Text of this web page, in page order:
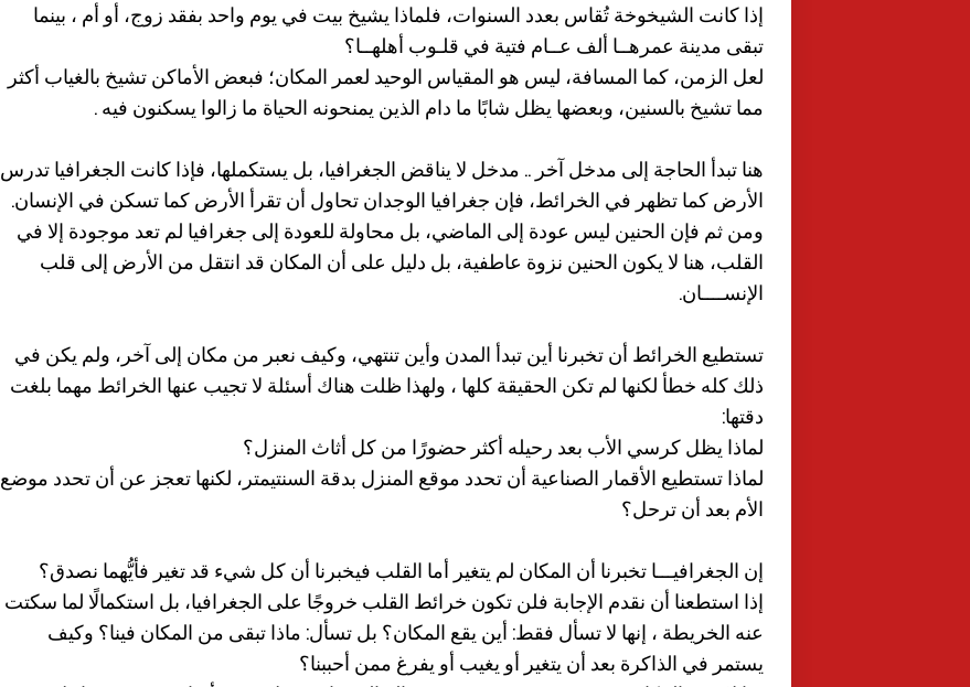
إذا كانت الشيخوخة تُقاس بعدد السنوات، فلماذا يشيخ بيت في يوم واحد بفقد زوج، أو أم ، بينما
تبقى مدينة عمرهــا ألف عــام فتية في قلـوب أهلهــا؟
لعل الزمن، كما المسافة، ليس هو المقياس الوحيد لعمر المكان؛ فبعض الأماكن تشيخ بالغياب أكثر
مما تشيخ بالسنين، وبعضها يظل شابًا ما دام الذين يمنحونه الحياة ما زالوا يسكنون فيه .
هنا تبدأ الحاجة إلى مدخل آخر .. مدخل لا يناقض الجغرافيا، بل يستكملها، فإذا كانت الجغرافيا تدرس
الأرض كما تظهر في الخرائط، فإن جغرافيا الوجدان تحاول أن تقرأ الأرض كما تسكن في الإنسان.
ومن ثم فإن الحنين ليس عودة إلى الماضي، بل محاولة للعودة إلى جغرافيا لم تعد موجودة إلا في
القلب، هنا لا يكون الحنين نزوة عاطفية، بل دليل على أن المكان قد انتقل من الأرض إلى قلب
الإنســــان.
تستطيع الخرائط أن تخبرنا أين تبدأ المدن وأين تنتهي، وكيف نعبر من مكان إلى آخر، ولم يكن في
ذلك كله خطأ لكنها لم تكن الحقيقة كلها ، ولهذا ظلت هناك أسئلة لا تجيب عنها الخرائط مهما بلغت
دقتها:
لماذا يظل كرسي الأب بعد رحيله أكثر حضورًا من كل أثاث المنزل؟
لماذا تستطيع الأقمار الصناعية أن تحدد موقع المنزل بدقة السنتيمتر، لكنها تعجز عن أن تحدد موضع
الأم بعد أن ترحل؟
إن الجغرافيـــا تخبرنا أن المكان لم يتغير أما القلب فيخبرنا أن كل شيء قد تغير فأيُّهما نصدق؟
إذا استطعنا أن نقدم الإجابة فلن تكون خرائط القلب خروجًا على الجغرافيا، بل استكمالًا لما سكتت
عنه الخريطة ، إنها لا تسأل فقط: أين يقع المكان؟ بل تسأل: ماذا تبقى من المكان فينا؟ وكيف
يستمر في الذاكرة بعد أن يتغير أو يغيب أو يفرغ ممن أحببنا؟